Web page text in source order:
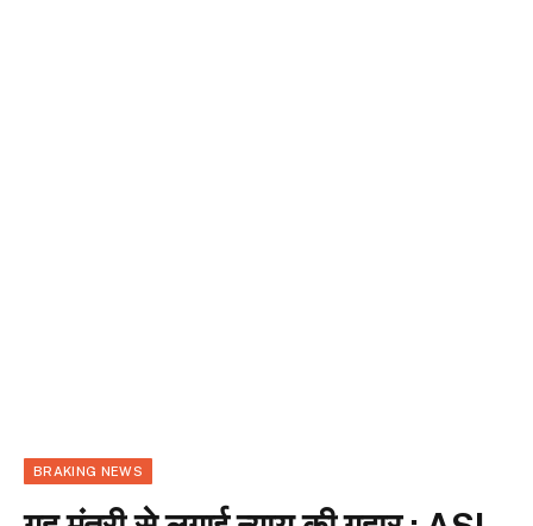
BRAKING NEWS